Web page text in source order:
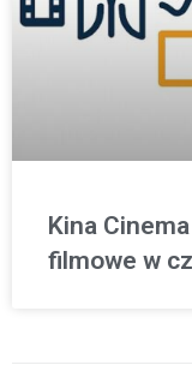
Kina
filmowe w